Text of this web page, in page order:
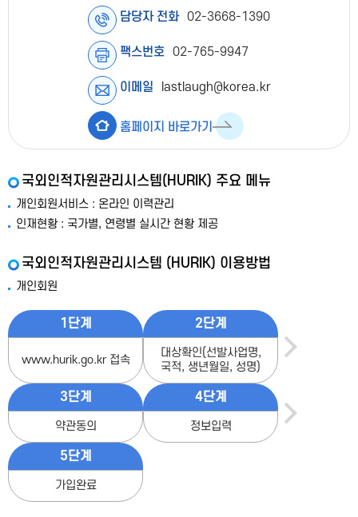
담당자 전화 02-3668-1390
팩스번호 02-765-9947
이메일 lastlaugh@korea.kr
홈페이지 바로가기
국외인적자원관리시스템(HURIK) 주요 메뉴
개인회원서비스 : 온라인 이력관리
인재현황 : 국가별, 연령별 실시간 현황 제공
국외인적자원관리시스템 (HURIK) 이용방법
개인회원
1단계
www.hurik.go.kr 접속
2단계
대상확인(선발사업명,
국적, 생년월일, 성명)
3단계
약관동의
4단계
정보입력
5단계
가입완료